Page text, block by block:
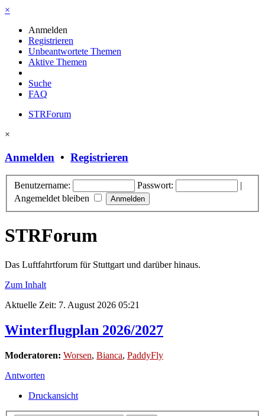
×
Anmelden
Registrieren
Unbeantwortete Themen
Aktive Themen
Suche
FAQ
STRForum
×
Anmelden • Registrieren
Benutzername: Passwort:
|
Angemeldet bleiben
STRForum
Das Luftfahrtforum für Stuttgart und darüber hinaus.
Zum Inhalt
Aktuelle Zeit: 7. August 2026 05:21
Winterflugplan 2026/2027
Moderatoren: Worsen, Bianca, PaddyFly
Antworten
Druckansicht